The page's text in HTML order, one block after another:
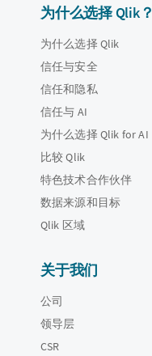
为什么选择 Qlik？
为什么选择 Qlik
信任与安全
信任和隐私
信任与 AI
为什么选择 Qlik for AI
比较 Qlik
特色技术合作伙伴
数据来源和目标
Qlik 区域
关于我们
公司
领导层
CSR